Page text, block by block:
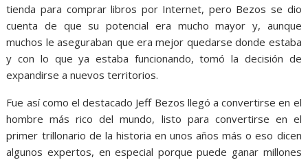
tienda para comprar libros por Internet, pero Bezos se dio
cuenta de que su potencial era mucho mayor y, aunque
muchos le aseguraban que era mejor quedarse donde estaba
y con lo que ya estaba funcionando, tomó la decisión de
expandirse a nuevos territorios.
Fue así como el destacado Jeff Bezos llegó a convertirse en el
hombre más rico del mundo, listo para convertirse en el
primer trillonario de la historia en unos años más o eso dicen
algunos expertos, en especial porque puede ganar millones